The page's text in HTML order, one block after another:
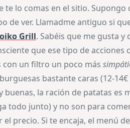
te lo comas en el sitio. Supongo
de ver. Llamadme antiguo si
Grill. Sabéis que me gusta
que ese tipo de acciones
con un filtro un poco más
bastante caras (12-
la ración de patatas es
todo junto) y no son para
precio. Si te encaja, el menú